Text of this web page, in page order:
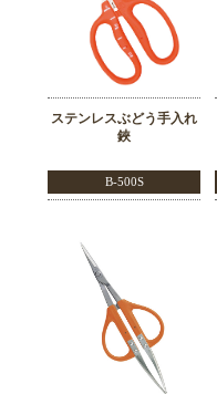
ステンレスぶどう手入れ
鋏
B-500S